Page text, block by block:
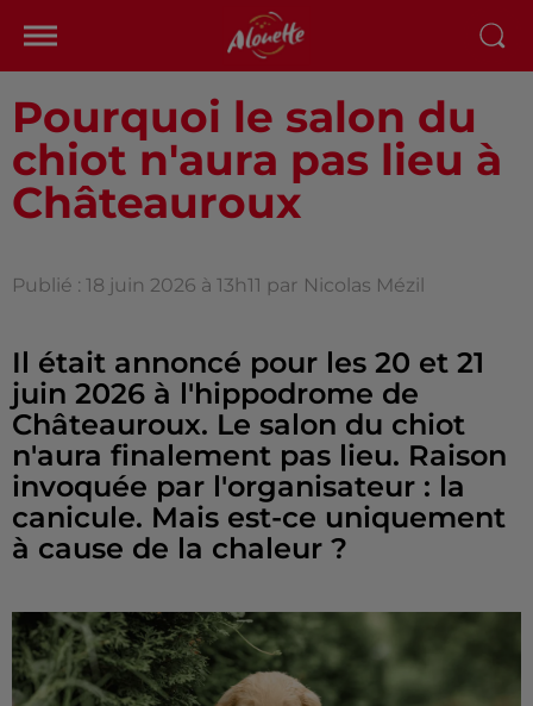
Pourquoi le salon du
chiot n'aura pas lieu à
Châteauroux
Publié : 18 juin 2026 à 13h11 par Nicolas Mézil
Il était annoncé pour les 20 et 21
juin 2026 à l'hippodrome de
Châteauroux. Le salon du chiot
n'aura finalement pas lieu. Raison
invoquée par l'organisateur : la
canicule. Mais est-ce uniquement
à cause de la chaleur ?